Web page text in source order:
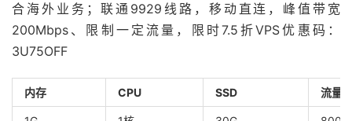
合海外业务；联通9929线路，移动直连，峰值带宽
200Mbps、限制一定流量，限时7.5折VPS优惠码：
3U75OFF
内存 CPU SSD 流量